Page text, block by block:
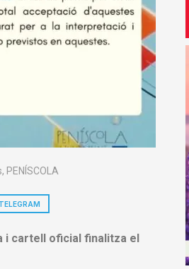
, PENÍSCOLA
TELEGRAM
i cartell oficial finalitza el